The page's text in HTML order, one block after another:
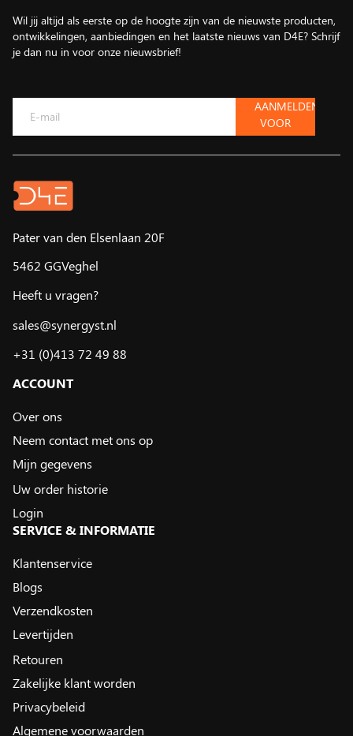
Wil jij altijd als eerste op de hoogte zijn van de nieuwste producten,
ontwikkelingen, aanbiedingen en het laatste nieuws van D4E? Schrijf
je dan nu in voor onze nieuwsbrief!
AANMELDEN
VOOR
DE
NIEUWSBRIEF
Pater van den Elsenlaan 20F
5462 GGVeghel
Heeft u vragen?
sales@synergyst.nl
+31 (0)413 72 49 88
ACCOUNT
Over ons
Neem contact met ons op
Mijn gegevens
Uw order historie
Login
SERVICE & INFORMATIE
Klantenservice
Blogs
Verzendkosten
Levertijden
Retouren
Zakelijke klant worden
Privacybeleid
Algemene voorwaarden